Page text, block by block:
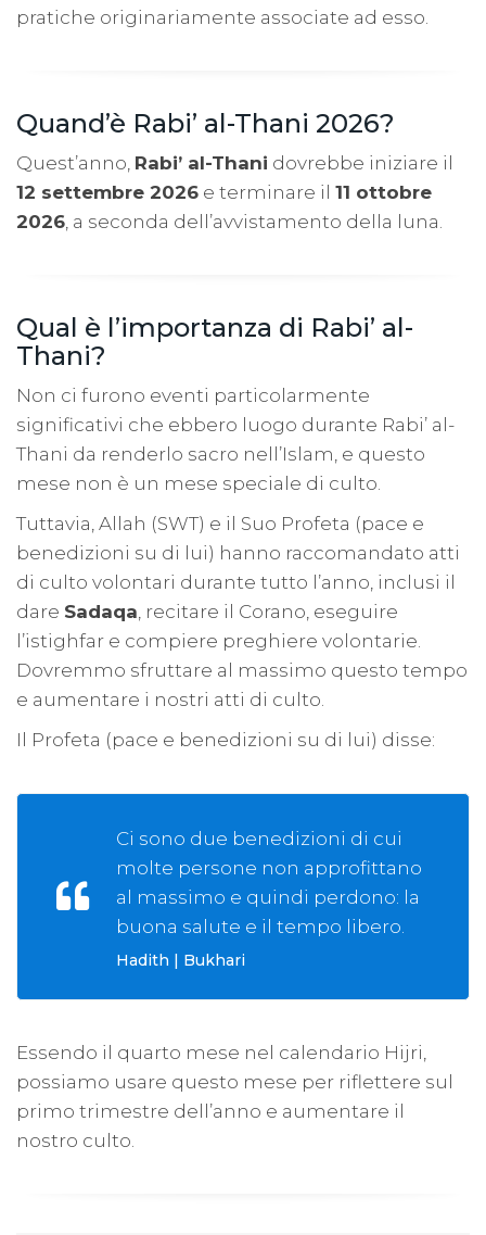
pratiche originariamente associate ad esso.
Quand’è Rabi’ al-Thani 2026?
Quest’anno, Rabi’ al-Thani dovrebbe iniziare il
12 settembre 2026 e terminare il 11 ottobre
2026 , a seconda dell’avvistamento della luna.
Qual è l’importanza di Rabi’ al-
Thani?
Non ci furono eventi particolarmente
significativi che ebbero luogo durante Rabi’ al-
Thani da renderlo sacro nell’Islam, e questo
mese non è un mese speciale di culto.
Tuttavia, Allah (SWT) e il Suo Profeta (pace e
benedizioni su di lui) hanno raccomandato atti
di culto volontari durante tutto l’anno, inclusi il
dare Sadaqa , recitare il Corano, eseguire
l’istighfar e compiere preghiere volontarie.
Dovremmo sfruttare al massimo questo tempo
e aumentare i nostri atti di culto.
Il Profeta (pace e benedizioni su di lui) disse:
Ci sono due benedizioni di cui
molte persone non approfittano
al massimo e quindi perdono: la
buona salute e il tempo libero.
Hadith | Bukhari
Essendo il quarto mese nel calendario Hijri,
possiamo usare questo mese per riflettere sul
primo trimestre dell’anno e aumentare il
nostro culto.